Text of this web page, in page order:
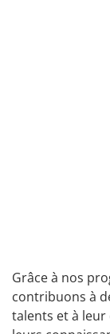
Grâce à nos
contribuons à
talents et à